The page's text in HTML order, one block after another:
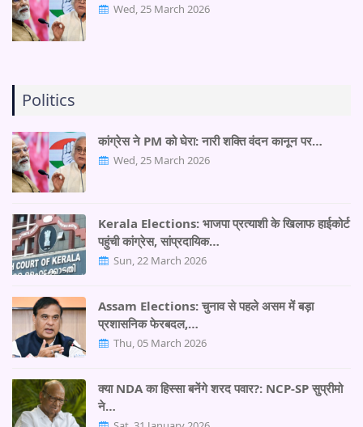
Wed, 25 March 2026
Politics
कांग्रेस ने PM को घेरा: नारी शक्ति वंदन कानून पर…
Wed, 25 March 2026
Kerala Elections: भाजपा प्रत्याशी के खिलाफ हाईकोर्ट
पहुंची कांग्रेस, सांप्रदायिक…
Sun, 22 March 2026
Assam Elections: चुनाव से पहले असम में बड़ा
प्रशासनिक फेरबदल,…
Thu, 05 March 2026
क्या NDA का हिस्सा बनेंगे शरद पवार?: NCP-SP सुप्रीमो
ने…